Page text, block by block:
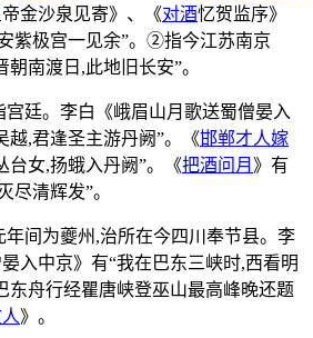
帝金沙泉见寄》、《对酒忆贺监序》
紫极宫一见余”。②指今江苏南京
南渡日,此地旧长安”。
廷。李白《峨眉山月歌送蜀僧晏入
越,君逢圣主游丹阙”。《邯郸才人嫁
台女,扬蛾入丹阙”。《把酒问月 》有
尽清辉发”。
年间为夔州,治所在今四川奉节县。李
入中京》有“我在巴东三峡时,西看明
东舟行经瞿唐峡登巫山最高峰晚还题
》。